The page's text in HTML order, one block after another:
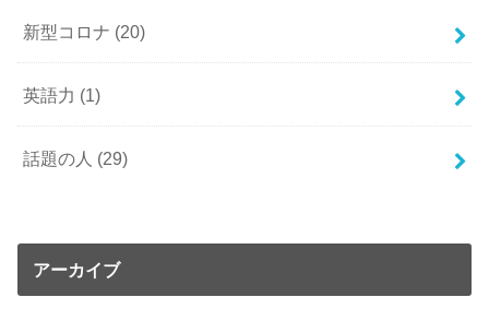
新型コロナ (20)
英語力 (1)
話題の人 (29)
アーカイブ